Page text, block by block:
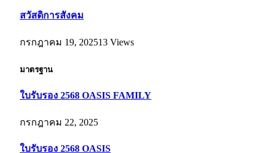
สวัสดิการสังคม
กรกฎาคม 19, 202513 Views
มาตรฐาน
ใบรับรอง 2568 OASIS FAMILY
กรกฎาคม 22, 2025
ใบรับรอง 2568 OASIS